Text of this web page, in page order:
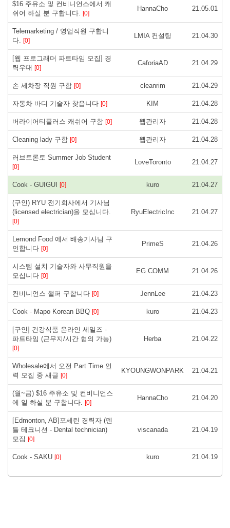
$16 주유소 및 컨비니언스에서 캐
쉬어 하실 분 구합니다. [0]
HannaCho 21.05.01
Telemarketing / 영업직원 구합니
다. [0]
LMIA 컨설팅 21.04.30
[웹 프로그래머 파트타임 모집] 경
력우대 [0]
CaforiaAD 21.04.29
손 세차장 직원 구함 [0] cleanrim 21.04.29
자동차 바디 기술자 찾읍니다 [0] KIM 21.04.28
버라이어티플러스 캐쉬어 구함 [0] 웹관리자 21.04.28
Cleaning lady 구함 [0] 웹관리자 21.04.28
러브토론토 Summer Job Student
[0]
LoveToronto 21.04.27
Cook - GUIGUI [0] kuro 21.04.27
(구인) RYU 전기회사에서 기사님
(licensed electrician)을 모십니다.
[0]
RyuElectricInc 21.04.27
Lemond Food 에서 배송기사님 구
인합니다 [0]
PrimeS 21.04.26
시스템 설치 기술자와 사무직원을
모십니다 [0]
EG COMM 21.04.26
컨비니언스 핼퍼 구합니다 [0] JennLee 21.04.23
Cook - Mapo Korean BBQ [0] kuro 21.04.23
[구인] 건강식품 온라인 세일즈 -
파트타임 (근무지/시간 협의 가능)
[0]
Herba 21.04.22
Wholesale에서 오전 Part Time 인
력 모집 중 새글 [0]
KYOUNGWONPARK 21.04.21
(월~금) $16 주유소 및 컨비니언스
에 일 하실 분 구합니다. [0]
HannaCho 21.04.20
[Edmonton, AB]포세린 경력자 (덴
틀 테크니션 - Dental technician)
모집 [0]
viscanada 21.04.19
Cook - SAKU [0] kuro 21.04.19